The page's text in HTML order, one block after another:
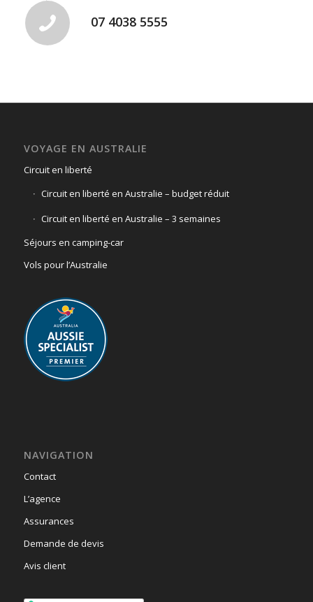
07 4038 5555
VOYAGE EN AUSTRALIE
Circuit en liberté
Circuit en liberté en Australie – budget réduit
Circuit en liberté en Australie – 3 semaines
Séjours en camping-car
Vols pour l’Australie
NAVIGATION
Contact
L’agence
Assurances
Demande de devis
Avis client